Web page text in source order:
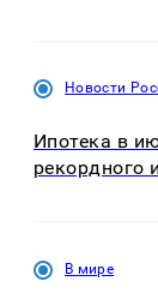
Новости
Ипотека в
рекордного
В мире